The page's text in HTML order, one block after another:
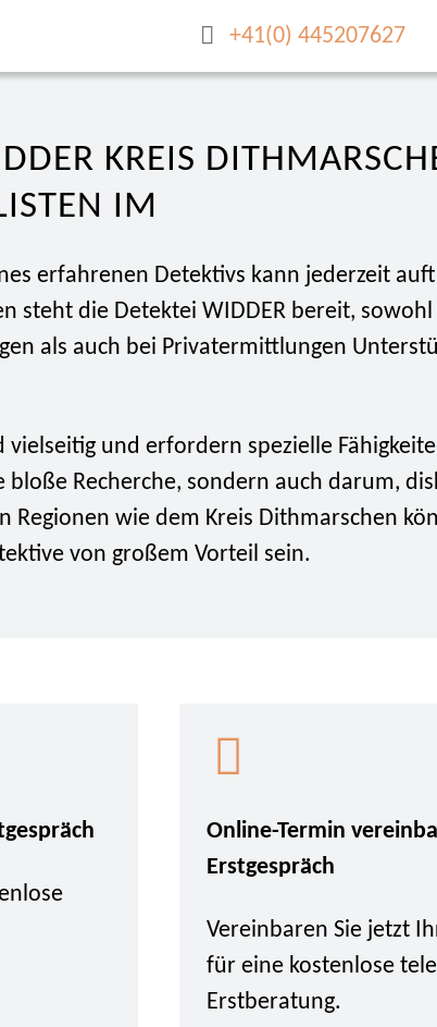
+41(0) 445207627
KREIS
IM
erfahrenen Detektivs kann jederzeit
steht die Detektei WIDDER bereit, sowohl
als auch bei Privatermittlungen
und erfordern spezielle
Recherche, sondern auch darum,
Regionen wie dem Kreis Dithmarschen
von großem Vorteil sein.
Online-Termin
Erstgespräch
Vereinbaren Sie jetzt
für eine kostenlose
Erstberatung.